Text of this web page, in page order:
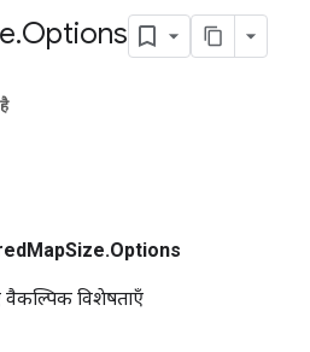
.Options
विशेषताएँ